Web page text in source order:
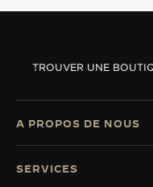
TROUVER UNE
A PROPOS DE NOUS
SERVICES